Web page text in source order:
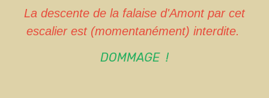
La descente de la falaise d'Amont par cet
escalier est (momentanément) interdite.
DOMMAGE !